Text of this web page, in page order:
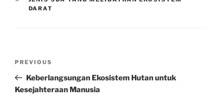
DARAT
Previous
Post
PREVIOUS
Keberlangsungan Ekosistem Hutan untuk
Kesejahteraan Manusia